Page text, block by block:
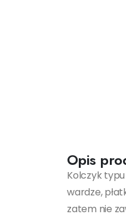
Opis
Kolczyk
wardze,
zatem nie